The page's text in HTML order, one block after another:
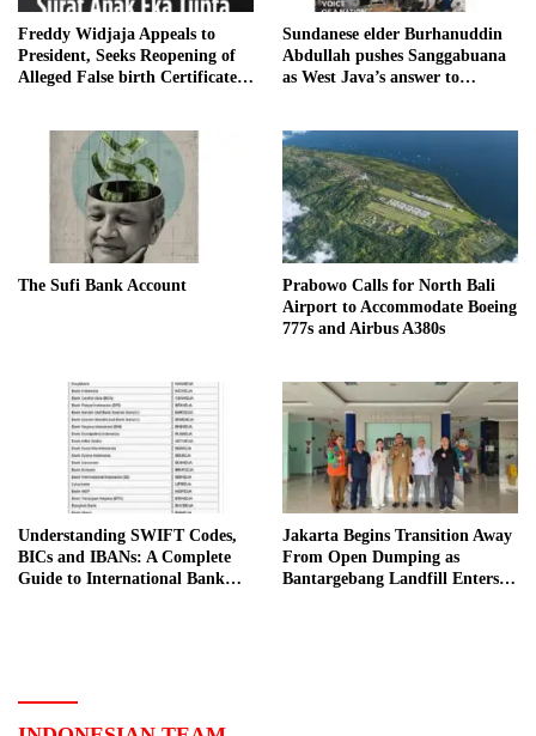
Freddy Widjaja Appeals to
President, Seeks Reopening of
Alleged False birth Certificate
Sundanese elder Burhanuddin
Abdullah pushes Sanggabuana
as West Java’s answer to
The Sufi Bank Account
Prabowo Calls for North Bali
Airport to Accommodate Boeing
777s and Airbus A380s
Understanding SWIFT Codes,
BICs and IBANs: A Complete
Guide to International Bank
Jakarta Begins Transition Away
From Open Dumping as
Bantargebang Landfill Enters